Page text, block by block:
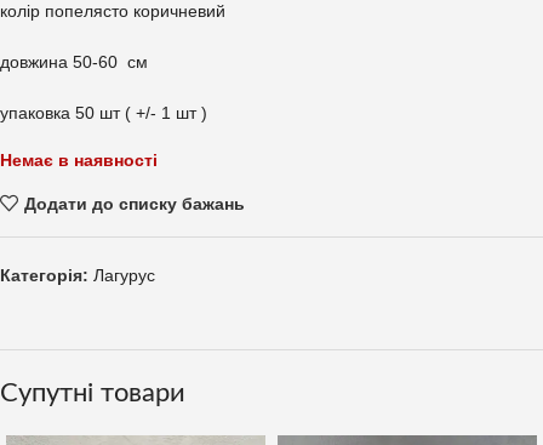
колір попелясто коричневий
довжина 50-60 см
упаковка 50 шт ( +/- 1 шт )
Немає в наявності
Додати до списку бажань
Категорія: Лагурус
Супутні товари